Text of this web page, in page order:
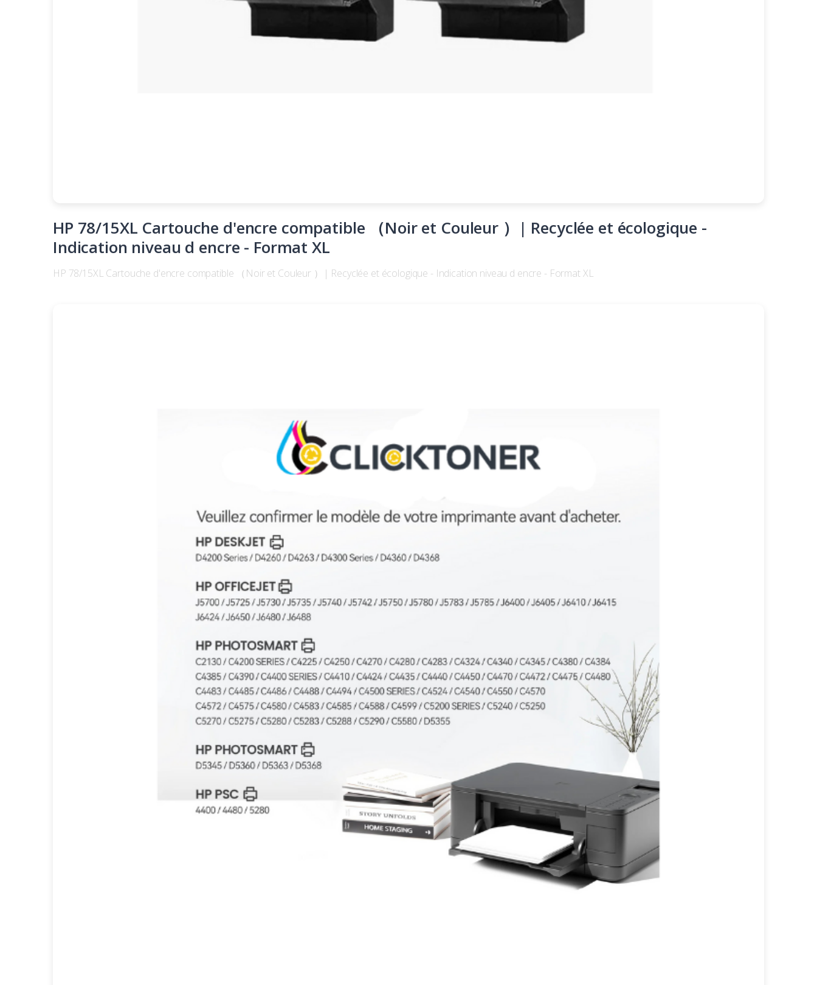
HP 78/15XL Cartouche d'encre compatible （Noir et Couleur ）| Recyclée et écologique -
Indication niveau d encre - Format XL
HP 78/15XL Cartouche d'encre compatible （Noir et Couleur ）| Recyclée et écologique - Indication niveau d encre - Format XL